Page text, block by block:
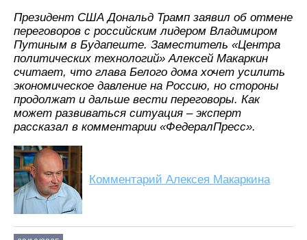
Президент США Дональд Трамп заявил об отмене
переговоров с российским лидером Владимиром
Путиным в Будапеште. Заместитель «Центра
политических технологий» Алексей Макаркин
считает, что глава Белого дома хочет усилить
экономическое давление на Россию, но стороны
продолжат и дальше вести переговоры. Как
может развиваться ситуация – эксперт
рассказал в комментарии «ФедералПресс».
Комментарий Алексея Макаркина